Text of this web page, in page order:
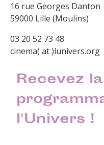
16 rue Georges Danton
59000 Lille (Moulins)
03 20 52 73 48
cinema( at )lunivers.org
Recevez la
l'Univers !